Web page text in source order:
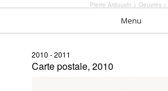
Pierre Ardouvin > Oeuvres >
Menu
2010 - 2011
Carte postale, 2010